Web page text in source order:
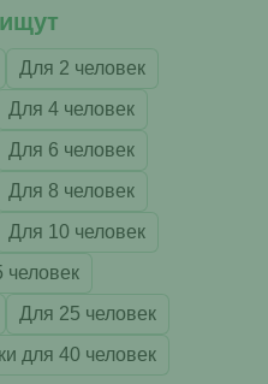
Для 2 человек
Для 4 человек
Для 6 человек
Для 8 человек
Для 10 человек
человек
Для 25 человек
для 40 человек